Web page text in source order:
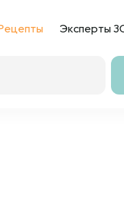
Эксперты